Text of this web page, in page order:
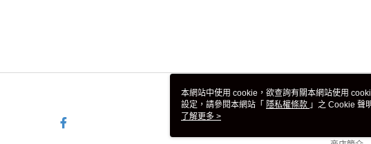
關於我
本網站中使用 cookie，欲查詢有關本網站使用
設定，請參閱本網站「 隱私權條款 」之 Cookie 聲
使用 cookie。
了解更多 >